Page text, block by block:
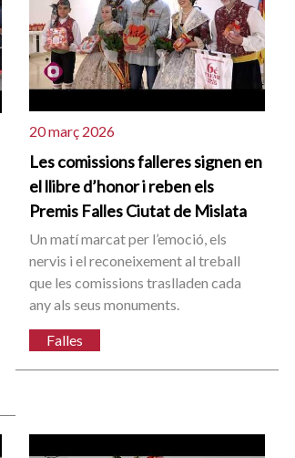
20 març 2026
Les comissions falleres signen en
el llibre d’honor i reben els
Premis Falles Ciutat de Mislata
Un matí marcat per l’emoció, els
nervis i el reconeixement al treball
que les comissions traslladen cada
any als seus monuments.
Falles